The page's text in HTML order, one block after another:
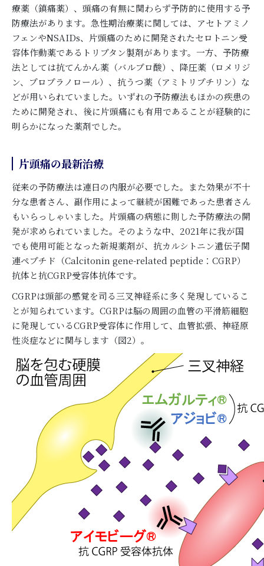
療薬（鎮痛薬）、頭痛の有無に関わらず予防的に使用する予
防療法があります。急性期治療薬に関しては、アセトアミノ
フェンやNSAIDs、片頭痛のために開発されたセロトニン受
容体作動薬であるトリプタン製剤があります。一方、予防療
法としては抗てんかん薬（バルプロ酸）、降圧薬（ロメリジ
ン、プロプラノロール）、抗うつ薬（アミトリプチリン）な
どが用いられていました。いずれの予防療法もほかの疾患の
ために開発され、後に片頭痛にも有用であることが経験的に
明らかになった薬剤でした。
片頭痛の最新治療
従来の予防療法は連日の内服が必要でした。また効果が不十
分な患者さん、副作用によって継続が困難であった患者さん
もいらっしゃいました。片頭痛の病態に則した予防療法の開
発が求められていました。そのような中、2021年に我が国
でも使用可能となった新規薬剤が、抗カルシトニン遺伝子関
連ペプチド（Calcitonin gene-related peptide：CGRP）
抗体と抗CGRP受容体抗体です。
CGRPは頭部の感覚を司る三叉神経系に多く発現しているこ
とが知られています。CGRPは脳の周囲の血管の平滑筋細胞
に発現しているCGRP受容体に作用して、血管拡張、神経原
性炎症などに関与します（図2）。